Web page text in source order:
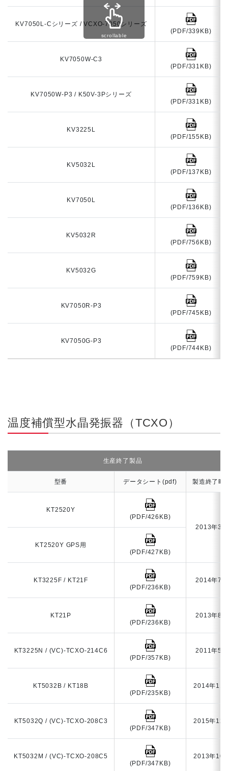
KV7050L-Cシリーズ / VCXO-7050シリーズ
(PDF/339KB)
KV7050W-C3
(PDF/331KB)
KV7050W-P3 / K50V-3Pシリーズ
(PDF/331KB)
KV3225L
(PDF/155KB)
KV5032L
(PDF/137KB)
KV7050L
(PDF/136KB)
KV5032R
(PDF/756KB)
KV5032G
(PDF/759KB)
KV7050R-P3
(PDF/745KB)
KV7050G-P3
(PDF/744KB)
scrollable
温度補償型水晶発振器（TCXO）
生産終了製品
型番 データシート(pdf) 製造終了時
KT2520Y
(PDF/426KB)
2013年3月
KT2520Y GPS用
(PDF/427KB)
KT3225F / KT21F
(PDF/236KB)
2014年7月
KT21P
(PDF/236KB)
2013年8月
KT3225N / (VC)-TCXO-214C6
(PDF/357KB)
2011年5月
KT5032B / KT18B
(PDF/235KB)
2014年11
KT5032Q / (VC)-TCXO-208C3
(PDF/347KB)
2015年12
KT5032M / (VC)-TCXO-208C5
(PDF/347KB)
2013年10